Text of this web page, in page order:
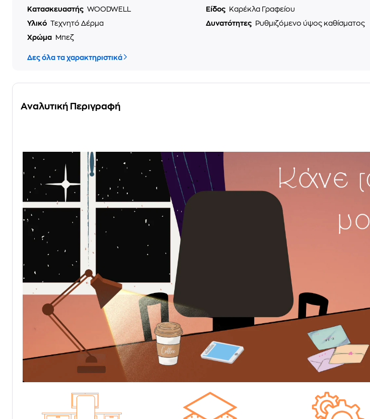
Κατασκευαστής WOODWELL Είδος
Καρέκλα Γραφείου
Υλικό Τεχνητό Δέρμα Δυνατότητες
Ρυθμιζόμενο ύψος καθίσματος
Χρώμα
Μπεζ
Δες όλα τα χαρακτηριστικά
Αναλυτική Περιγραφή